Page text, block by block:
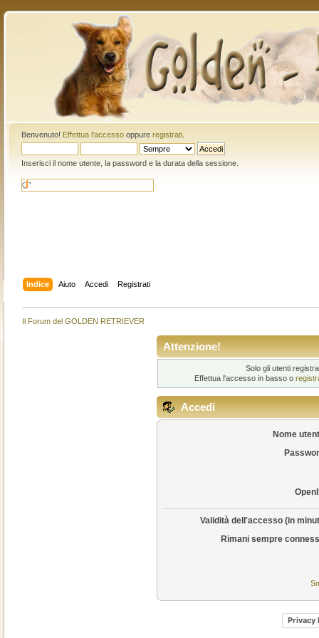
Benvenuto! Effettua l'accessooppure registrati.
Inserisci il nome utente, la password e la durata della sessione.
Indice Aiuto Accedi Registrati
Il Forum del GOLDEN RETRIEVER
Attenzione!
Solo gli utenti
Effettua l'accesso in basso o
Accedi
Nome
Validità dell'accesso (in
Rimani sempre
Privacy